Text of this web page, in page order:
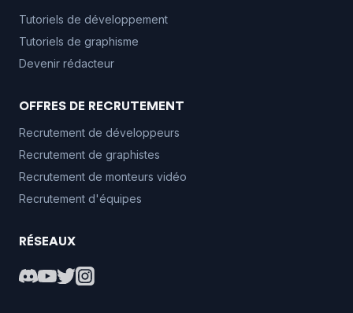
Tutoriels de développement
Tutoriels de graphisme
Devenir rédacteur
OFFRES DE RECRUTEMENT
Recrutement de développeurs
Recrutement de graphistes
Recrutement de monteurs vidéo
Recrutement d'équipes
RÉSEAUX